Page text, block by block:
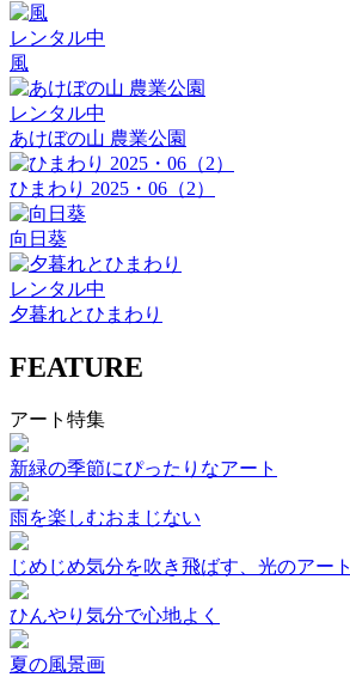
レンタル中
風
レンタル中
あけぼの山 農業公園
ひまわり 2025・06（2）
向日葵
レンタル中
夕暮れとひまわり
FEATURE
アート特集
新緑の季節にぴったりなアート
雨を楽しむおまじない
じめじめ気分を吹き飛ばす、光のアート
ひんやり気分で心地よく
夏の風景画